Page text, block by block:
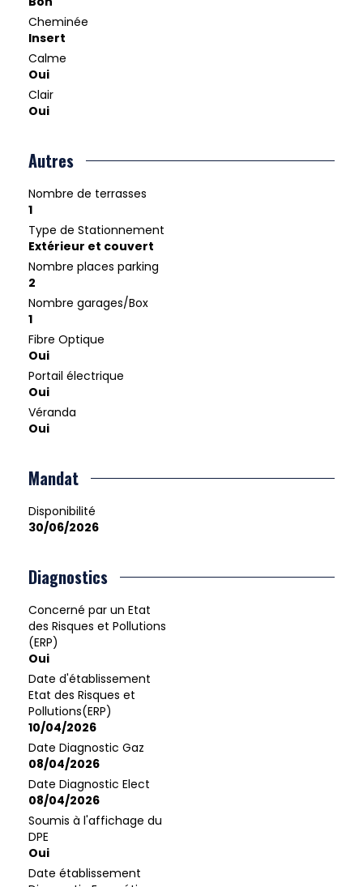
Cheminée
Insert
Calme
Oui
Clair
Oui
Autres
Nombre de terrasses
1
Type de Stationnement
Extérieur et couvert
Nombre places parking
2
Nombre garages/Box
1
Fibre Optique
Oui
Portail électrique
Oui
Véranda
Oui
Mandat
Disponibilité
30/06/2026
Diagnostics
Concerné par un Etat
des Risques et Pollutions
(ERP)
Oui
Date d'établissement
Etat des Risques et
Pollutions(ERP)
10/04/2026
Date Diagnostic Gaz
08/04/2026
Date Diagnostic Elect
08/04/2026
Soumis à l'affichage du
DPE
Oui
Date établissement